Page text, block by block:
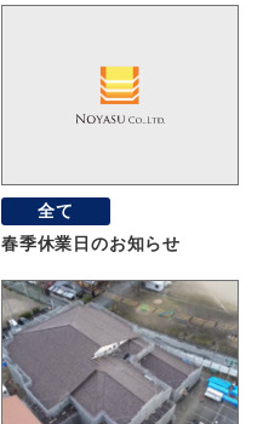
全て
春季休業日のお知らせ